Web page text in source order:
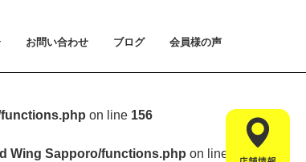
いて
ンについて
のご紹介
介
お問い合わせ
お問い合わせ
入会手続きのご予約
体験会のご予約
見学・相談のご予約
よくあるご質問
ブログ 会員様の声
on line 156
Wing Sapporo/functions.php on line 157